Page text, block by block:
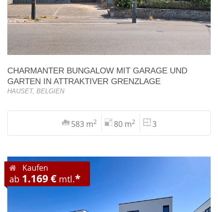
CHARMANTER BUNGALOW MIT GARAGE UND
GARTEN IN ATTRAKTIVER GRENZLAGE
HAUSET, BELGIEN
583 m2 80 m2 3
Kaufen
ab 1.169 € mtl.*